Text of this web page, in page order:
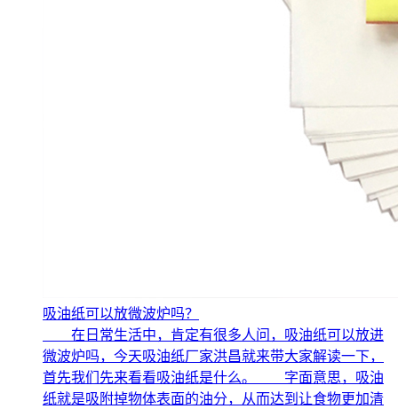
吸油纸可以放微波炉吗？
在日常生活中，肯定有很多人问，吸油纸可以放进
微波炉吗，今天吸油纸厂家洪昌就来带大家解读一下，
首先我们先来看看吸油纸是什么。 字面意思，吸油
纸就是吸附掉物体表面的油分，从而达到让食物更加清